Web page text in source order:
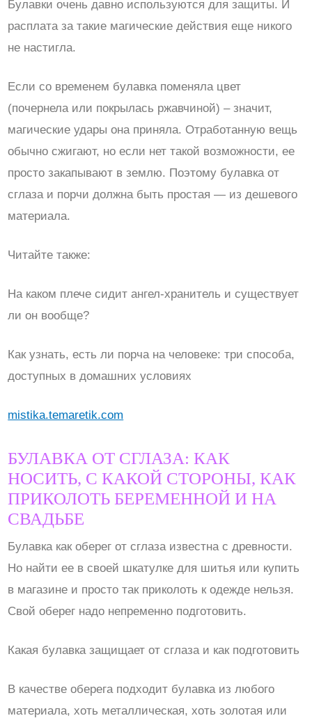
Булавки очень давно используются для защиты. И
расплата за такие магические действия еще никого
не настигла.
Если со временем булавка поменяла цвет
(почернела или покрылась ржавчиной) – значит,
магические удары она приняла. Отработанную вещь
обычно сжигают, но если нет такой возможности, ее
просто закапывают в землю. Поэтому булавка от
сглаза и порчи должна быть простая — из дешевого
материала.
Читайте также:
На каком плече сидит ангел-хранитель и существует
ли он вообще?
Как узнать, есть ли порча на человеке: три способа,
доступных в домашних условиях
mistika.temaretik.com
БУЛАВКА ОТ СГЛАЗА: КАК
НОСИТЬ, С КАКОЙ СТОРОНЫ, КАК
ПРИКОЛОТЬ БЕРЕМЕННОЙ И НА
СВАДЬБЕ
Булавка как оберег от сглаза известна с древности.
Но найти ее в своей шкатулке для шитья или купить
в магазине и просто так приколоть к одежде нельзя.
Свой оберег надо непременно подготовить.
Какая булавка защищает от сглаза и как подготовить
В качестве оберега подходит булавка из любого
материала, хоть металлическая, хоть золотая или